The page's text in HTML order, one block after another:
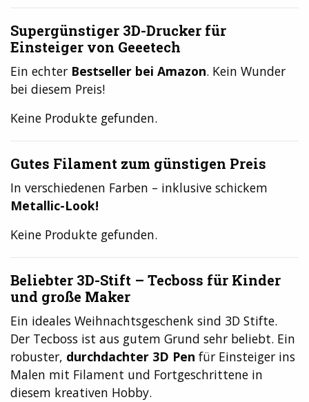
Supergünstiger 3D-Drucker für
Einsteiger von Geeetech
Ein echter Bestseller bei Amazon. Kein Wunder
bei diesem Preis!
Keine Produkte gefunden.
Gutes Filament zum günstigen Preis
In verschiedenen Farben – inklusive schickem
Metallic-Look!
Keine Produkte gefunden.
Beliebter 3D-Stift – Tecboss für Kinder
und große Maker
Ein ideales Weihnachtsgeschenk sind 3D Stifte.
Der Tecboss ist aus gutem Grund sehr beliebt. Ein
robuster, durchdachter 3D Pen für Einsteiger ins
Malen mit Filament und Fortgeschrittene in
diesem kreativen Hobby.